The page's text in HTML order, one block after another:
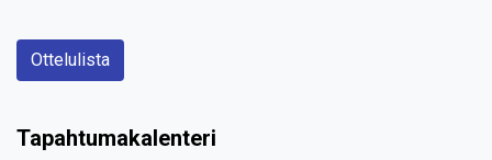
Ottelulista
Tapahtumakalenteri